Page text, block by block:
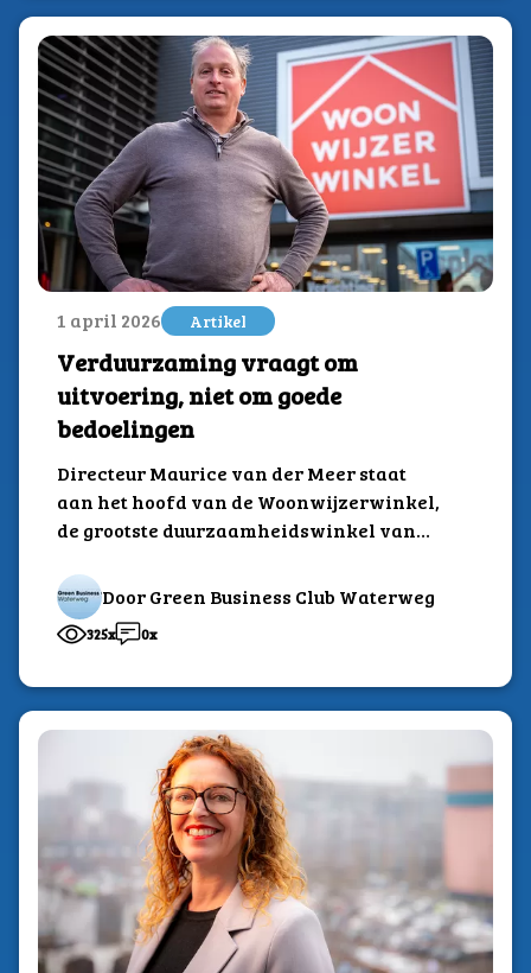
1 april 2026 Artikel
Verduurzaming vraagt om
uitvoering, niet om goede
bedoelingen
Directeur Maurice van der Meer staat
aan het hoofd van de Woonwijzerwinkel,
de grootste duurzaamheidswinkel van
Door Green Business Club Waterweg
325x 0x